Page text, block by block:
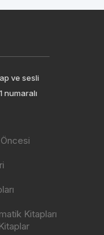
ve sesli
numaralı
Kitapları